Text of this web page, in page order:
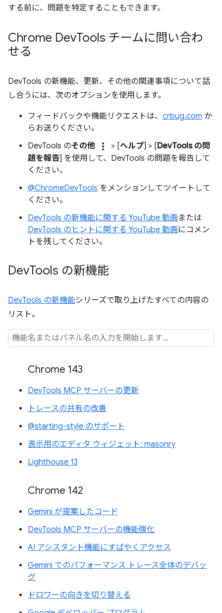
する前に、問題を特定することもできます。
Chrome DevTools チームに問い合わ
せる
DevTools の新機能、更新、その他の関連事項について話
し合うには、次のオプションを使用します。
フィードバックや機能リクエストは、 crbug.com か
らお送りください。
DevTools のその他 more_vert > [ヘルプ] > [DevTools の問
題を報告] を使用して、DevTools の問題を報告して
ください。
@ChromeDevTools をメンションしてツイートして
ください。
DevTools の新機能に関する YouTube 動画 または
DevTools のヒントに関する YouTube 動画にコメン
トを残してください。
DevTools の新機能
DevTools の新機能シリーズで取り上げたすべての内容の
リスト。
Chrome 143
DevTools MCP サーバーの更新
トレースの共有の改善
@starting-style のサポート
表示用のエディタ ウィジェット: masonry
Lighthouse 13
Chrome 142
Gemini が提案したコード
DevTools MCP サーバーの機能強化
AI アシスタント機能にすばやくアクセス
Gemini でのパフォーマンス トレース全体のデバッ
グ
ドロワーの向きを切り替える